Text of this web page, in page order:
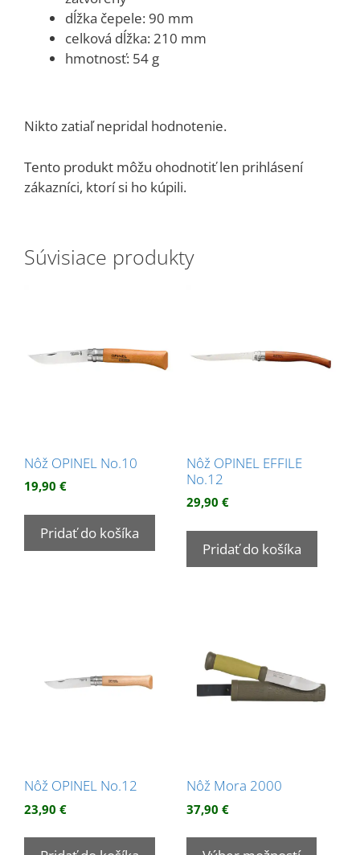
dĺžka čepele: 90 mm
celková dĺžka: 210 mm
hmotnosť: 54 g
Nikto zatiaľ nepridal hodnotenie.
Tento produkt môžu ohodnotiť len prihlásení
zákazníci, ktorí si ho kúpili.
Súvisiace produkty
Nôž OPINEL No.10
19,90 €
Pridať do košíka
Nôž OPINEL EFFILE
No.12
29,90 €
Pridať do košíka
Nôž OPINEL No.12
23,90 €
Nôž Mora 2000
37,90 €
Tento